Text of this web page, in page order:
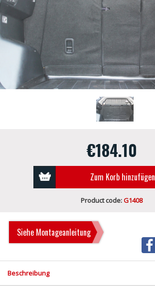
€184.10
Zum Korb hinzufügen
Product code:G1408
Siehe Montageanleitung
Beschreibung